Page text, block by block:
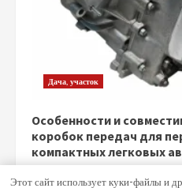
Дача, участок
Особенности и
коробок передач для
компактных легковых
Этот сайт использует куки-файлы и